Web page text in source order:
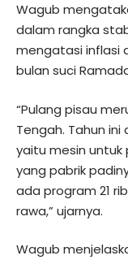
Wagub
dalam rangka
mengatasi inflasi
bulan suci
“Pulang pisau
Tengah. Tahun ini
yaitu mesin
yang pabrik
ada program 21
rawa,” ujarnya.
Wagub